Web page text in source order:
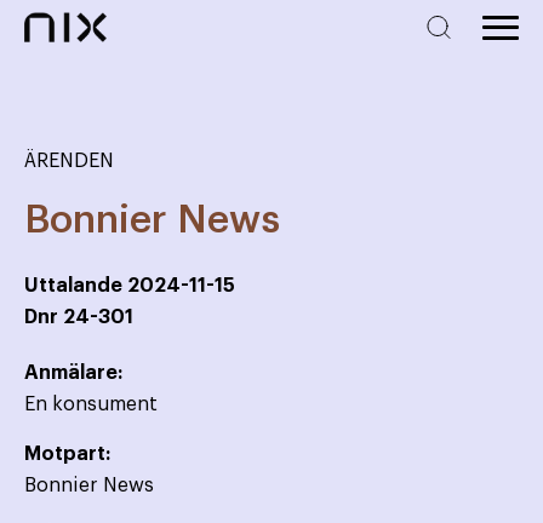
ÄRENDEN
Bonnier News
Uttalande 2024-11-15
Dnr 24-301
Anmälare:
En konsument
Motpart:
Bonnier News